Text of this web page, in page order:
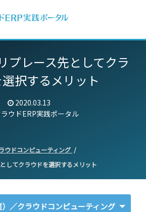
プレース先としてクラ
択するメリット
2020.03.13
ウドERP実践ポータル
ウドコンピューティング
してクラウドを選択するメリット
／クラウドコンピューティング